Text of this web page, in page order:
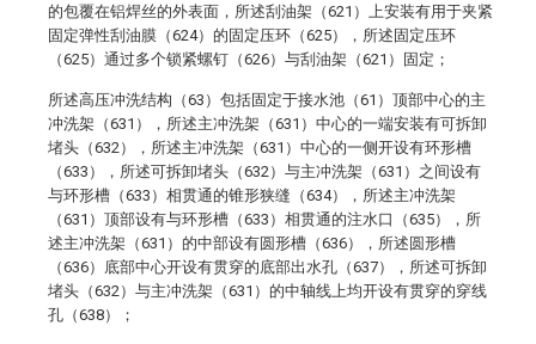
的包覆在铝焊丝的外表面，所述刮油架（621）上安装有用于夹紧
固定弹性刮油膜（624）的固定压环（625），所述固定压环
（625）通过多个锁紧螺钉（626）与刮油架（621）固定；
所述高压冲洗结构（63）包括固定于接水池（61）顶部中心的主
冲洗架（631），所述主冲洗架（631）中心的一端安装有可拆卸
堵头（632），所述主冲洗架（631）中心的一侧开设有环形槽
（633），所述可拆卸堵头（632）与主冲洗架（631）之间设有
与环形槽（633）相贯通的锥形狭缝（634），所述主冲洗架
（631）顶部设有与环形槽（633）相贯通的注水口（635），所
述主冲洗架（631）的中部设有圆形槽（636），所述圆形槽
（636）底部中心开设有贯穿的底部出水孔（637），所述可拆卸
堵头（632）与主冲洗架（631）的中轴线上均开设有贯穿的穿线
孔（638）；